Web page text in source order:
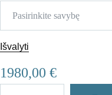
Išvalyti
1980,00 €